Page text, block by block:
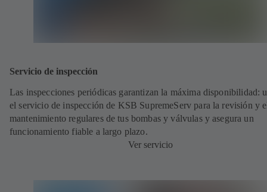
Servicio de inspección
Las inspecciones periódicas garantizan la máxima disponibilidad:
el servicio de inspección de KSB SupremeServ para la revisión y
mantenimiento regulares de tus bombas y válvulas y asegura un
funcionamiento fiable a largo plazo.
Ver servicio